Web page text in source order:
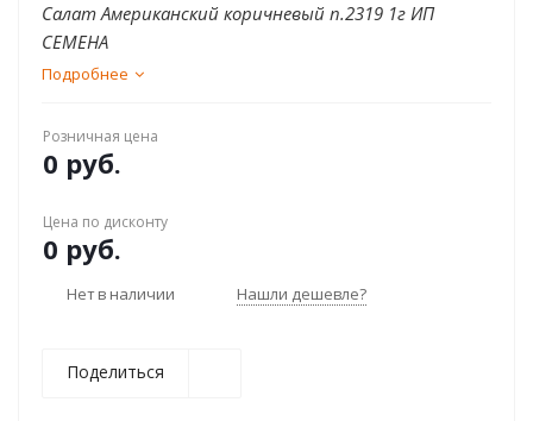
Салат Американский коричневый п.2319 1г ИП
СЕМЕНА
Подробнее
Розничная цена
0 руб.
Цена по дисконту
0 руб.
Нет в наличии Нашли дешевле?
Поделиться